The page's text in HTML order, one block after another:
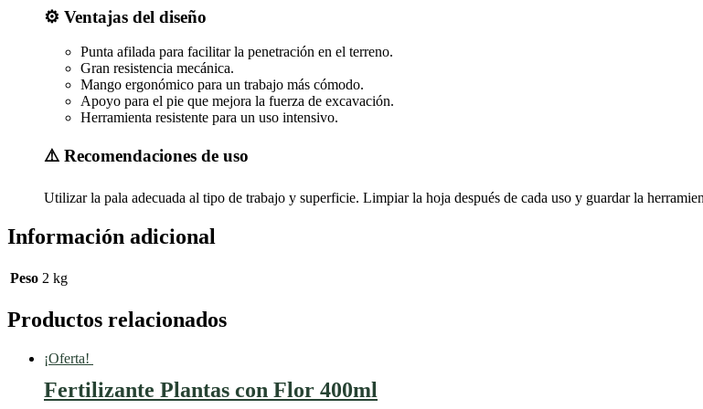
⚙️ Ventajas del diseño
Punta afilada para facilitar la penetración en el terreno.
Gran resistencia mecánica.
Mango ergonómico para un trabajo más cómodo.
Apoyo para el pie que mejora la fuerza de excavación.
Herramienta resistente para un uso intensivo.
⚠️ Recomendaciones de uso
Utilizar la pala adecuada al tipo de trabajo y superficie. Limpiar la hoja después de cada uso y guardar la
Información adicional
Peso 2 kg
Productos relacionados
¡Oferta!
Fertilizante Plantas con Flor 400ml